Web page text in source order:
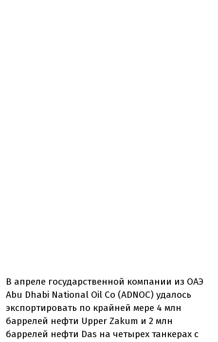
В апреле государственной компании из ОАЭ
Abu Dhabi National Oil Co (ADNOC) удалось
экспортировать по крайней мере 4 млн
баррелей нефти Upper Zakum и 2 млн
баррелей нефти Das на четырех танкерах с